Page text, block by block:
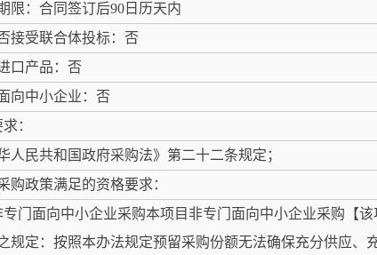
限：合同签订后90日历天内
接受联合体投标：否
口产品：否
向中小企业：否
：
人民共和国政府采购法》第二十二条规定；
购政策满足的资格要求：
门面向中小企业采购本项目非专门面向中小企业采购【
规定：按照本办法规定预留采购份额无法确保充分供应